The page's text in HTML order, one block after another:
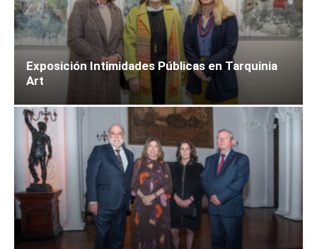
Exposición Intimidades Públicas en Tarquinia
Art